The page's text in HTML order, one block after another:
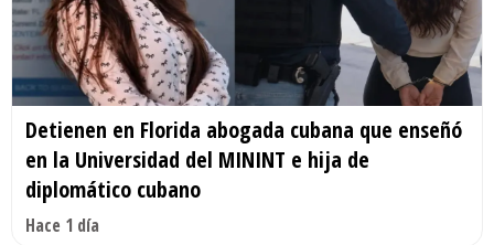
Detienen en Florida abogada cubana que enseñó
en la Universidad del MININT e hija de
diplomático cubano
Hace 1 día